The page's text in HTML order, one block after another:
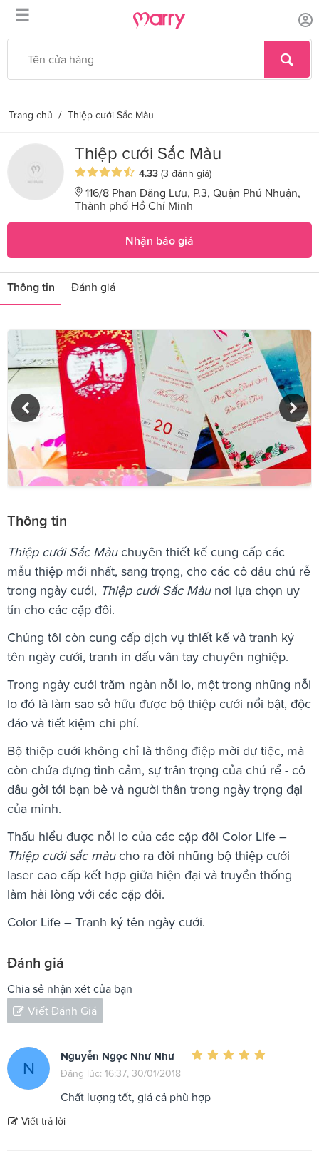
☰
Trang chủ / Thiệp cưới Sắc Màu
Thiệp cưới Sắc Màu
4.33 (3 đánh giá)
116/8 Phan Đăng Lưu, P.3, Quận Phú Nhuận,
Thành phố Hồ Chí Minh
Nhận báo giá
Thông tin Đánh giá
Thông tin
Thiệp cưới Sắc Màuchuyên thiết kế cung cấp các
mẫu thiệp mới nhất, sang trọng, cho các cô dâu chú rễ
trong ngày cưới, Thiệp cưới Sắc Màunơi lựa chọn uy
tín cho các cặp đôi.
Chúng tôi còn cung cấp dịch vụ thiết kế và tranh ký
tên ngày cưới, tranh in dấu vân tay chuyên nghiệp.
Trong ngày cưới trăm ngàn nỗi lo, một trong những nỗi
lo đó là làm sao sở hữu được bộ thiệp cưới nổi bật, độc
đáo và tiết kiệm chi phí.
Bộ thiệp cưới không chỉ là thông điệp mời dự tiệc, mà
còn chứa đựng tình cảm, sự trân trọng của chú rể - cô
dâu gởi tới bạn bè và người thân trong ngày trọng đại
của mình.
Thấu hiểu được nỗi lo của các cặp đôi Color Life –
Thiệp cưới sắc màucho ra đời những bộ thiệp cưới
laser cao cấp kết hợp giữa hiện đại và truyền thống
làm hài lòng với các cặp đôi.
Color Life – Tranh ký tên ngày cưới.
Đánh giá
Chia sẻ nhận xét của bạn
Viết Đánh Giá
N
Nguyễn Ngọc Như Như
Đăng lúc: 16:37, 30/01/2018
Chất lượng tốt, giá cả phù hợp
Viết trả lời